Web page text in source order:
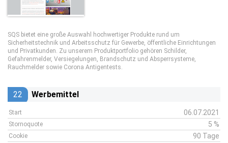
SQS bietet eine große Auswahl hochwertiger Produkte rund um
Sicherheitstechnik und Arbeitsschutz für Gewerbe, öffentliche Einrichtungen
und Privatkunden. Zu unserem Produktportfolio gehören Schilder,
Gefahrenmelder, Versiegelungen, Brandschutz und Absperrsysteme,
Rauchmelder sowie Corona Antigentests.
22 Werbemittel
Start 06.07.2021
Stornoquote 5 %
Cookie 90 Tage